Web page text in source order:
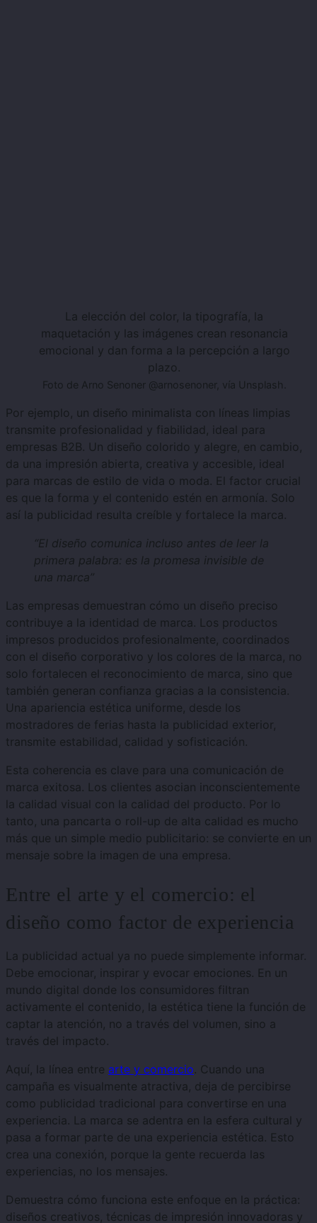
La elección del color, la tipografía, la
maquetación y las imágenes crean resonancia
emocional y dan forma a la percepción a largo
plazo.
Foto de Arno Senoner @arnosenoner, vía Unsplash.
Por ejemplo, un diseño minimalista con líneas limpias
transmite profesionalidad y fiabilidad, ideal para
empresas B2B. Un diseño colorido y alegre, en cambio,
da una impresión abierta, creativa y accesible, ideal
para marcas de estilo de vida o moda. El factor crucial
es que la forma y el contenido estén en armonía. Solo
así la publicidad resulta creíble y fortalece la marca.
“El diseño comunica incluso antes de leer la
primera palabra: es la promesa invisible de
una marca”
Las empresas demuestran cómo un diseño preciso
contribuye a la identidad de marca. Los productos
impresos producidos profesionalmente, coordinados
con el diseño corporativo y los colores de la marca, no
solo fortalecen el reconocimiento de marca, sino que
también generan confianza gracias a la consistencia.
Una apariencia estética uniforme, desde los
mostradores de ferias hasta la publicidad exterior,
transmite estabilidad, calidad y sofisticación.
Esta coherencia es clave para una comunicación de
marca exitosa. Los clientes asocian inconscientemente
la calidad visual con la calidad del producto. Por lo
tanto, una pancarta o roll-up de alta calidad es mucho
más que un simple medio publicitario: se convierte en un
mensaje sobre la imagen de una empresa.
Entre el arte y el comercio: el
diseño como factor de experiencia
La publicidad actual ya no puede simplemente informar.
Debe emocionar, inspirar y evocar emociones. En un
mundo digital donde los consumidores filtran
activamente el contenido, la estética tiene la función de
captar la atención, no a través del volumen, sino a
través del impacto.
Aquí, la línea entre arte y comercio. Cuando una
campaña es visualmente atractiva, deja de percibirse
como publicidad tradicional para convertirse en una
experiencia. La marca se adentra en la esfera cultural y
pasa a formar parte de una experiencia estética. Esto
crea una conexión, porque la gente recuerda las
experiencias, no los mensajes.
Demuestra cómo funciona este enfoque en la práctica:
diseños creativos, técnicas de impresión innovadoras y